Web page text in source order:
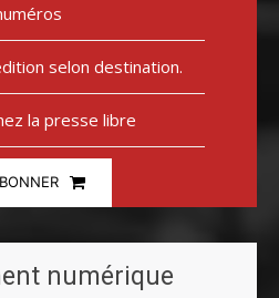
selon destination.
la presse libre
numérique